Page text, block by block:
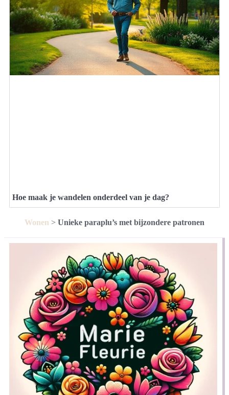
Hoe maak je wandelen onderdeel van je dag?
Wonen > Unieke paraplu’s met bijzondere patronen